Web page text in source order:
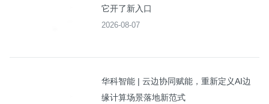
它开了新入口
2026-08-07
华科智能 | 云边协同赋能，重新定义AI边
缘计算场景落地新范式